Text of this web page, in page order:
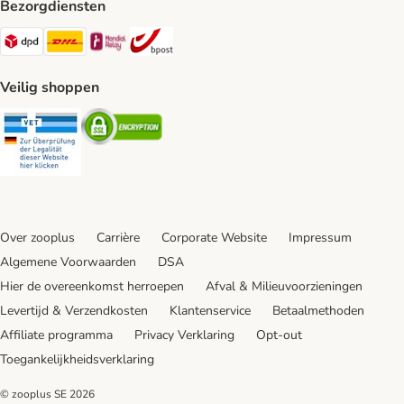
Bezorgdiensten
Dpd Shipping Method
DHL Shipping Method
Mondial Relay Shipping Method
Veilig shoppen
Security Security
Over zooplus Carrière Corporate Website
Impressum
Algemene Voorwaarden
DSA
Hier de overeenkomst herroepen
Afval & Milieuvoorzieningen
Levertijd & Verzendkosten
Klantenservice
Betaalmethoden
Affiliate programma
Privacy Verklaring
Opt-out
Toegankelijkheidsverklaring
© zooplus SE 2026